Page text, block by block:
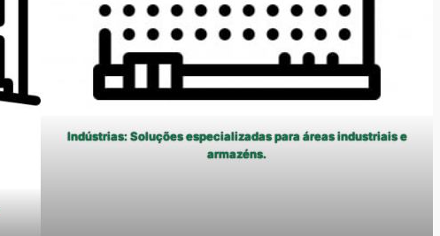
Indústrias: Soluções especializadas para áreas industriais e
armazéns.